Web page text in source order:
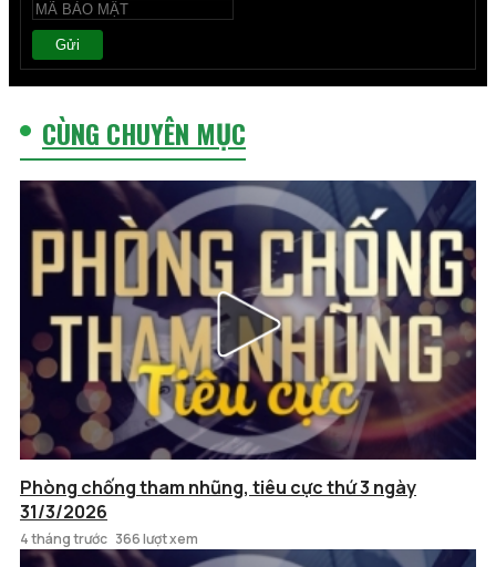
Gửi
CÙNG CHUYÊN MỤC
Phòng chống tham nhũng, tiêu cực thứ 3 ngày
31/3/2026
4 tháng trước 366 lượt xem